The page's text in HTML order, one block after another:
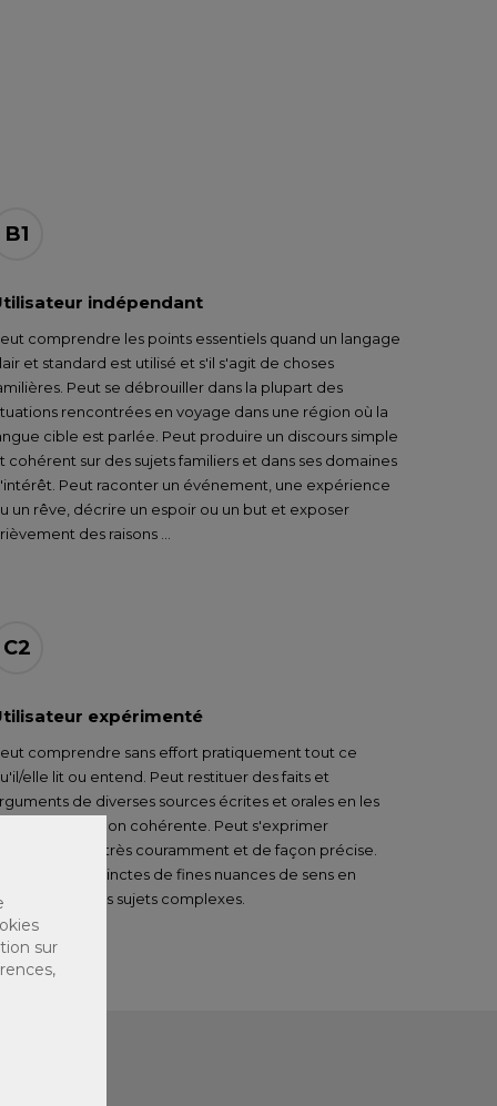
B1
indépendant
comprendre les points essentiels quand un langage
et standard est utilisé et s'il s'agit de choses
Peut se débrouiller dans la plupart des
rencontrées en voyage dans une région où la
cible est parlée. Peut produire un discours simple
cohérent sur des sujets familiers et dans ses domaines
Peut raconter un événement, une expérience
un rêve, décrire un espoir ou un but et exposer
des raisons …
C2
expérimenté
comprendre sans effort pratiquement tout ce
elle lit ou entend. Peut restituer des faits et
de diverses sources écrites et orales en les
résumant de façon cohérente. Peut s'exprimer
spontanément, très couramment et de façon précise.
Peut rendre distinctes de fines nuances de sens en
avec des sujets complexes.
sur